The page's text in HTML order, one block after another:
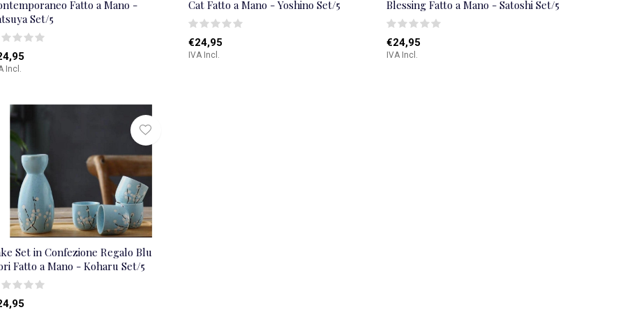
Fatto a Mano -
Set/5
Incl.
Cat Fatto a Mano - Yoshino Set/5
€24,95
IVA Incl.
Blessing Fatto a Mano - Satoshi Set/5
€24,95
IVA Incl.
Set in Confezione Regalo Blu
Fatto a Mano - Koharu Set/5